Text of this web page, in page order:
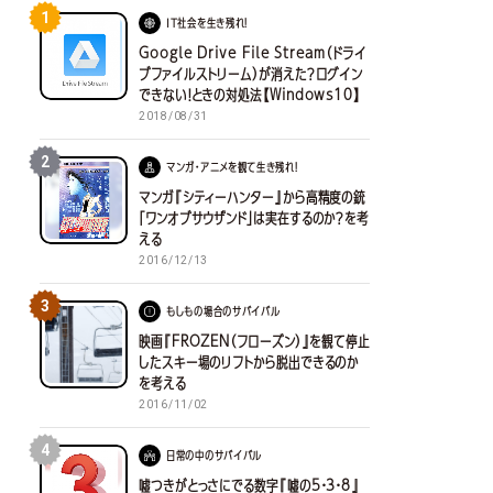
1 IT社会を生き残れ！
Google Drive File Stream（ドライ
ブファイルストリーム）が消えた？ログイン
できない！ときの対処法【Windows10】
2018/08/31
2 マンガ・アニメを観て生き残れ！
マンガ『シティーハンター』から高精度の銃
「ワンオブサウザンド」は実在するのか？を考
える
2016/12/13
3 もしもの場合のサバイバル
映画『FROZEN（フローズン）』を観て停止
したスキー場のリフトから脱出できるのか
を考える
2016/11/02
4 日常の中のサバイバル
嘘つきがとっさにでる数字『嘘の5・3・8』